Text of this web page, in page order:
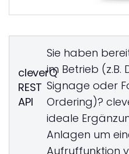
cleverQ
REST
API
Sie haben
im Betrieb (z.B.
Signage oder
Ordering)?
ideale
Anlagen um
Aufruffunktion